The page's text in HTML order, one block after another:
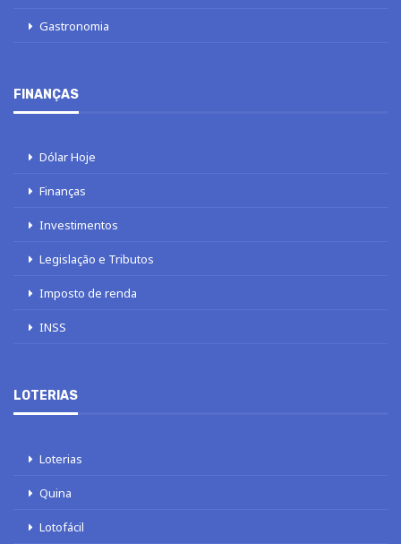
Gastronomia
FINANÇAS
Dólar Hoje
Finanças
Investimentos
Legislação e Tributos
Imposto de renda
INSS
LOTERIAS
Loterias
Quina
Lotofácil